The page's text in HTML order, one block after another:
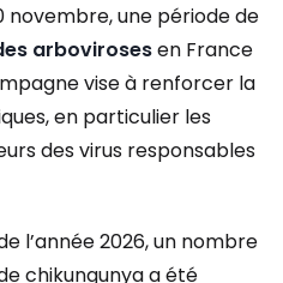
novembre, une période de
arbovirosesen France
vise à renforcer la
en particulier les
des virus responsables
l’année 2026, un nombre
chikungunya a été